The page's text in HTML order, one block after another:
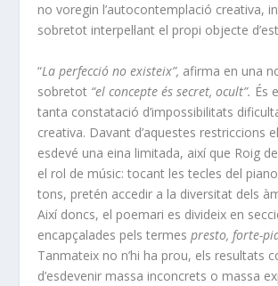
no voregin l’autocontemplació creativa,
sobretot interpel·lant el propi objecte
“La perfecció no existeix”, afirma en una
sobretot “el concepte és secret, ocult”. És
tanta constatació d’impossibilitats
creativa. Davant d’aquestes restriccions
esdevé una eina limitada, així que Roig
el rol de músic: tocant les tecles del
tons, pretén accedir a la diversitat dels
Així doncs, el poemari es divideix en
encapçalades pels termespresto, forte-
Tanmateix no n’hi ha prou, els resultats
d’esdevenir massa inconcrets o massa